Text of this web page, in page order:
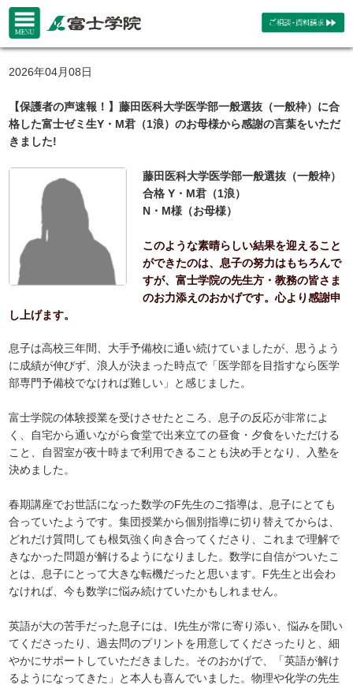
2026年04月08日
【保護者の声速報！】藤田医科大学医学部一般選抜（一般枠）に合
格した富士ゼミ生Y・M君（1浪）のお母様から感謝の言葉をいただ
きました!
藤田医科大学医学部一般選抜（一般枠）
合格 Y・M君（1浪）
N・M様（お母様）
このような素晴らしい結果を迎えること
ができたのは、息子の努力はもちろんで
すが、富士学院の先生方・教務の皆さま
のお力添えのおかげです。心より感謝申
し上げます。
息子は高校三年間、大手予備校に通い続けていましたが、思うよう
に成績が伸びず、浪人が決まった時点で「医学部を目指すなら医学
部専門予備校でなければ難しい」と感じました。
富士学院の体験授業を受けさせたところ、息子の反応が非常によ
く、自宅から通いながら食堂で出来立ての昼食・夕食をいただける
こと、自習室が夜十時まで利用できることも決め手となり、入塾を
決めました。
春期講座でお世話になった数学のF先生のご指導は、息子にとても
合っていたようです。集団授業から個別指導に切り替えてからは、
どれだけ質問しても根気強く向き合ってくださり、これまで理解で
きなかった問題が解けるようになりました。数学に自信がついたこ
とは、息子にとって大きな転機だったと思います。F先生と出会わ
なければ、今も数学に悩み続けていたかもしれません。
英語が大の苦手だった息子には、I先生が常に寄り添い、悩みを聞い
てくださったり、過去問のプリントを用意してくださったりと、細
やかにサポートしていただきました。そのおかげで、「英語が解け
るようになってきた」と本人も喜んでいました。物理や化学の先生